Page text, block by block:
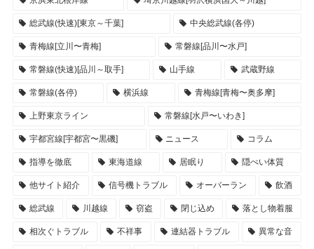
総武線(快速)[東京～千葉] 中央総武線(各停)
青梅線[立川〜青梅] 常磐線[品川〜水戸]
常磐線(快速)[品川～取手] 山手線 武蔵野線
常磐線(各停) 横浜線 青梅線[青梅〜奥多摩]
上野東京ライン 常磐線[水戸〜いわき]
宇都宮線[宇都宮〜黒磯] ニュース コラム
指導を徹底 東海道線 居眠り 隠ぺい体質
他サイト紹介 信号機トラブル オーバーラン 飲酒
総武線 川越線 窃盗 閉じ込め 落とし物着服
相次ぐトラブル 不祥事 連結器トラブル 異常な音